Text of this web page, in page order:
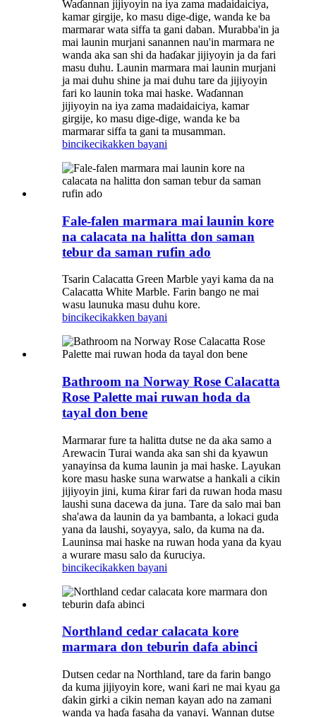
Waɗannan jijiyoyin na iya zama madaidaiciya,
kamar girgije, ko masu dige-dige, wanda ke ba
marmarar wata siffa ta gani daban. Murabba'in ja
mai launin murjani sanannen nau'in marmara ne
wanda aka san shi da haɗakar jijiyoyin ja da fari
masu duhu. Launin marmara mai launin murjani
ja mai duhu shine ja mai duhu tare da jijiyoyin
fari ko launin toka mai haske. Waɗannan
jijiyoyin na iya zama madaidaiciya, kamar
girgije, ko masu dige-dige, wanda ke ba
marmarar siffa ta gani ta musamman.
bincikecikakken bayani
Fale-falen marmara mai launin kore
na calacata na halitta don saman
tebur da saman rufin ado
Tsarin Calacatta Green Marble yayi kama da na
Calacatta White Marble. Farin bango ne mai
wasu launuka masu duhu kore.
bincikecikakken bayani
Bathroom na Norway Rose Calacatta
Rose Palette mai ruwan hoda da
tayal don bene
Marmarar fure ta halitta dutse ne da aka samo a
Arewacin Turai wanda aka san shi da kyawun
yanayinsa da kuma launin ja mai haske. Layukan
kore masu haske suna warwatse a hankali a cikin
jijiyoyin jini, kuma ƙirar fari da ruwan hoda masu
laushi suna dacewa da juna. Tare da salo mai ban
sha'awa da launin da ya bambanta, a lokaci guda
yana da laushi, soyayya, salo, da kuma na da.
Launinsa mai haske na ruwan hoda yana da kyau
a wurare masu salo da ƙuruciya.
bincikecikakken bayani
Northland cedar calacata kore
marmara don teburin dafa abinci
Dutsen cedar na Northland, tare da farin bango
da kuma jijiyoyin kore, wani ƙari ne mai kyau ga
ɗakin girki a cikin neman kayan ado na zamani
wanda ya haɗa fasaha da yanayi. Wannan dutse